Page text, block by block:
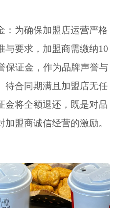
为确保加盟店运营严格
与要求，加盟商需缴纳10
保证金，作为品牌声誉与
待合同期满且加盟店无任
金将全额退还，既是对品
盟商诚信经营的激励。